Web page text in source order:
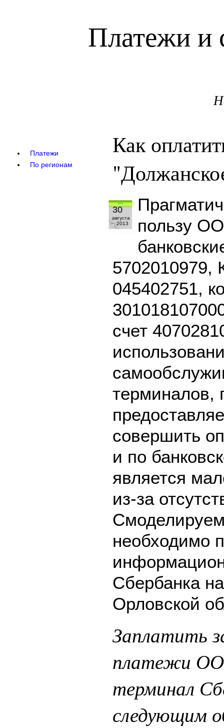
Платежи и
Платежи
По регионам
Как
30
августа
2013
пользу
5702010979,
045402751,
счет
терминалов,
совершить
и по
является
из-за
необходимо
Сбербанка
Орловской
Заплатить
платежи
терминал
следующим